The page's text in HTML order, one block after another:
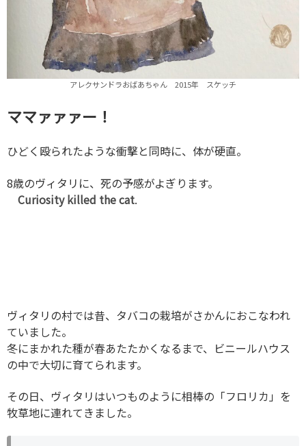
アレクサンドラおばあちゃん 2015年 スケッチ
ママァァァー！
ひどく殴られたような衝撃と同時に、体が硬直。
8歳のヴィタリに、死の予感がよぎります。
Curiosity killed the cat.
ヴィタリの村では昔、タバコの栽培がさかんにおこなわれ
ていました。
冬にまかれた種が春あたたかくなるまで、ビニールハウス
の中で大切に育てられます。
その日、ヴィタリはいつものように相棒の「フロリカ」を
牧草地に連れてきました。